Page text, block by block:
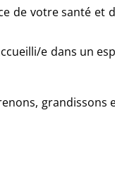
de votre santé et
e dans un
grandissons